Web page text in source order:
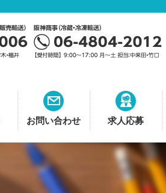
お問い合わせ 求人応募